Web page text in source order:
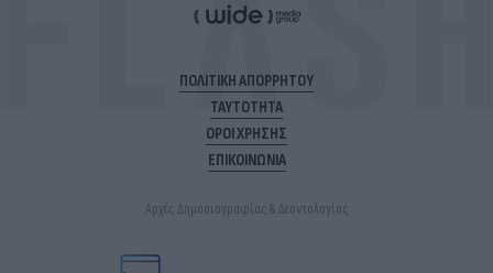
ΠΟΛΙΤΙΚΗ ΑΠΟΡΡΗΤΟΥ
ΤΑΥΤΟΤΗΤΑ
ΟΡΟΙ ΧΡΗΣΗΣ
ΕΠΙΚΟΙΝΩΝΙΑ
Αρχές Δημοσιογραφίας & Δεοντολογίας